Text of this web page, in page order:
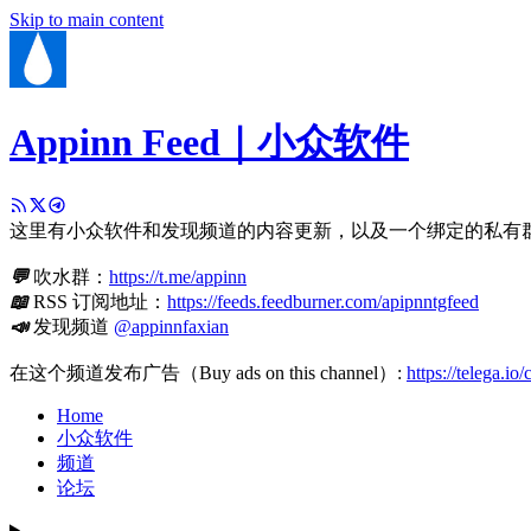
Skip to main content
Appinn Feed｜小众软件
这里有小众软件和发现频道的内容更新，以及一个绑定的私有
💬吹水群： https://t.me/appinn
📖RSS 订阅地址： https://feeds.feedburner.com/apipnntgfeed
📣发现频道 @appinnfaxian
在这个频道发布广告（Buy ads on this channel）: https://telega.io/
Home
小众软件
频道
论坛